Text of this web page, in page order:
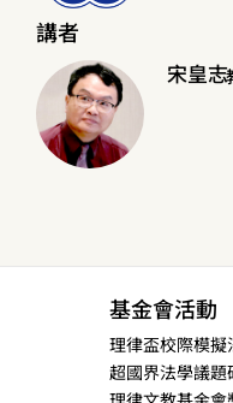
講者
宋皇志
基金會活動
理律盃校際模擬
超國界法學議題